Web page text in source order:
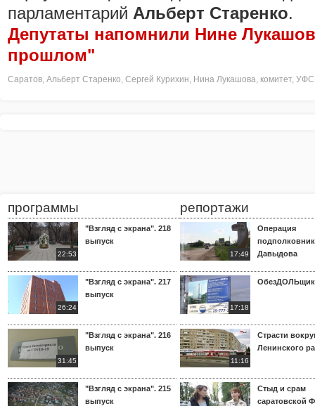
парламентарий Альберт Старенко.
Депутаты напомнили Нине
прошлом"
Саратов, Альберт Старенко, Сергей Курихин, Нина Лукашова, комитет,
программы
22:53
"Взгляд с экрана". 218
выпуск
26:24
"Взгляд с экрана". 217
выпуск
31:45
"Взгляд с экрана". 216
выпуск
"Взгляд с экрана". 215
выпуск
репортажи
17:49
Операция
Давыдова
17:18
11:16
Страсти
Ленинского
Стыд и срам
саратовской